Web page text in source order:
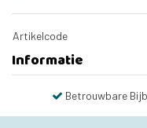
Artikelcode
Informatie
Betrouwbare